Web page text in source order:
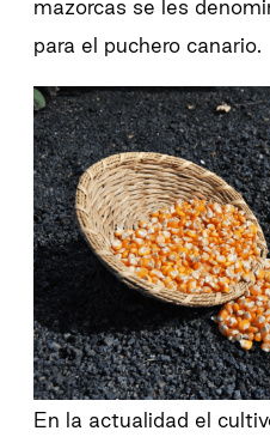
mazorcas se les
para el puchero canario.
En la actualidad el